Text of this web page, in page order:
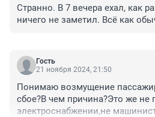
(((Парень-таджик, устал, что
обзывают тут. Хотела конечно
Странно. В 7 вечера ехал, как
ничего не заметил. Всё как
Гость
21 ноября 2024, 21:50
Понимаю возмущение
сбое?В чем причина?Это же не
электроснабжении,не